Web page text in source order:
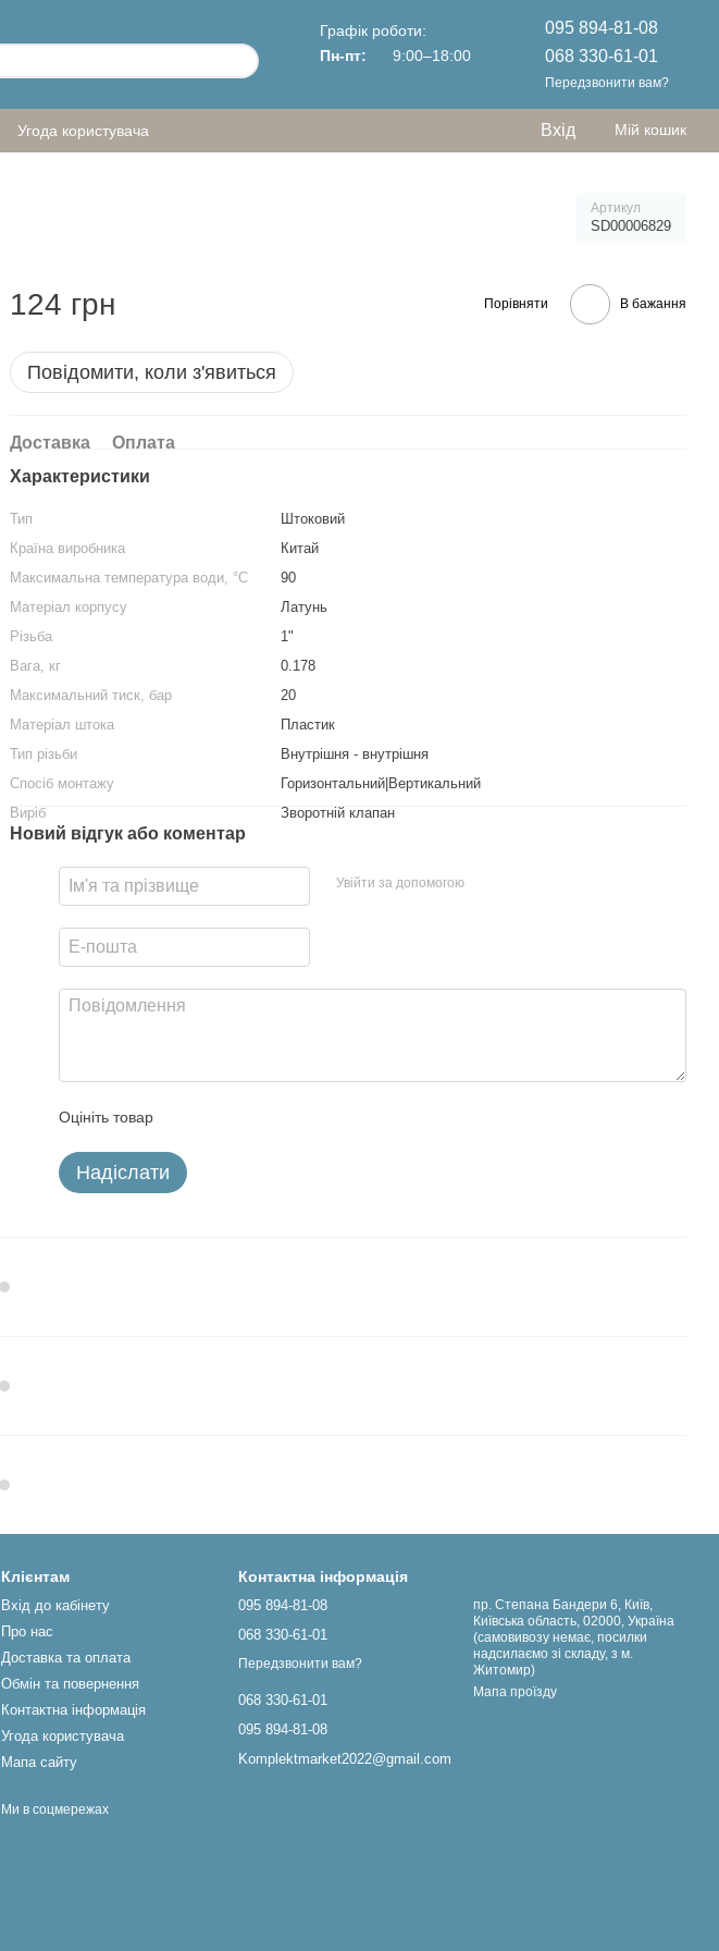
Графік роботи:
Пн-пт:
9:00–18:00
095 894-81-08
068 330-61-01
Передзвонити вам?
Угода користувача Вхід Мій кошик
Артикул
SD00006829
124 грн Порівняти В бажання
Повідомити, коли з'явиться
Доставка
Оплата
Характеристики
Тип
Штоковий
Країна виробника
Китай
Максимальна температура води, °С
90
Матеріал корпусу
Латунь
Різьба
1"
Вага, кг
0.178
Максимальний тиск, бар
20
Матеріал штока
Пластик
Тип різьби
Внутрішня - внутрішня
Спосіб монтажу
Горизонтальний|Вертикальний
Виріб
Зворотній клапан
Новий відгук або коментар
Увійти за допомогою
Оцініть товар
Надіслати
Клієнтам
Вхід до кабінету
Про нас
Доставка та оплата
Обмін та повернення
Контактна інформація
Угода користувача
Мапа сайту
Ми в соцмережах
Контактна інформація
095 894-81-08
068 330-61-01
Передзвонити вам?
068 330-61-01
095 894-81-08
Komplektmarket2022@gmail.com
пр. Степана Бандери 6, Київ,
Київська область, 02000, Україна
(самовивозу немає, посилки
надсилаємо зі складу, з м.
Житомир)
Мапа проїзду